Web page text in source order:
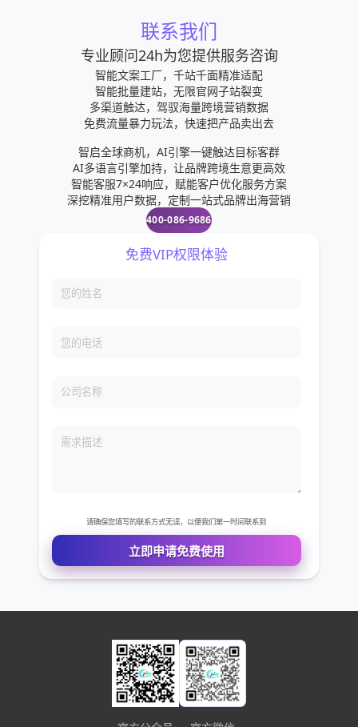
联系我们
专业顾问24h为您提供服务咨询
智能文案工厂，千站千面精准适配
智能批量建站，无限官网子站裂变
多渠道触达，驾驭海量跨境营销数据
免费流量暴力玩法，快速把产品卖出去
智启全球商机，AI引擎一键触达目标客群
AI多语言引擎加持，让品牌跨境生意更高效
智能客服7×24响应，赋能客户优化服务方案
深挖精准用户数据，定制一站式品牌出海营销
400-086-9686
免费VIP权限体验
您的姓名